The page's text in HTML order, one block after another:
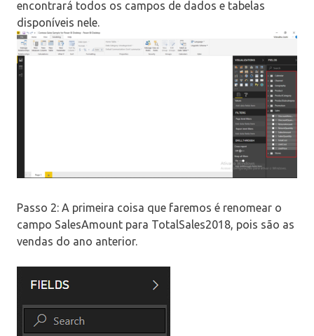
encontrará todos os campos de dados e tabelas
disponíveis nele.
Passo 2: A primeira coisa que faremos é renomear o
campo SalesAmount para TotalSales2018, pois são as
vendas do ano anterior.